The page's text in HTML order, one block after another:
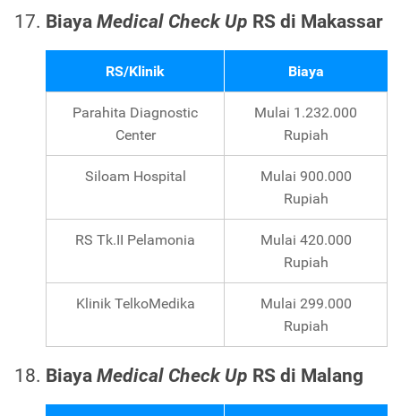
Biaya Medical Check Up RS di Makassar
RS/Klinik Biaya
Parahita Diagnostic
Center
Mulai 1.232.000
Rupiah
Siloam Hospital
Mulai 900.000
Rupiah
RS Tk.II Pelamonia
Mulai 420.000
Rupiah
Klinik TelkoMedika
Mulai 299.000
Rupiah
Biaya Medical Check Up RS di Malang